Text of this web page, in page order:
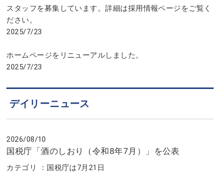
スタッフを募集しています。詳細は採用情報ページをご覧く
ださい。
2025/7/23
ホームページをリニューアルしました。
2025/7/23
デイリーニュース
2026/08/10
国税庁「酒のしおり（令和8年7月）」を公表
カテゴリ ：国税庁は7月21日